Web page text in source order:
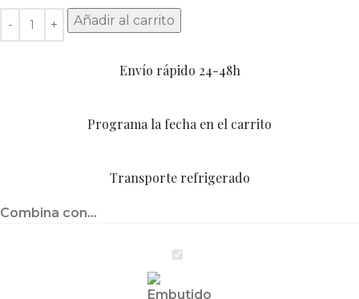
Añadir al carrito
Envío rápido 24-48h
Programa la fecha en el carrito
Transporte refrigerado
Combina con...
Embutido